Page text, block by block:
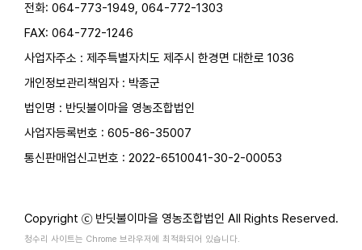
전화: 064-773-1949, 064-772-1303
FAX: 064-772-1246
사업자주소 : 제주특별자치도 제주시 한경면 대한로 1036
개인정보관리책임자 : 박종군
법인명 : 반딧불이마을 영농조합법인
사업자등록번호 : 605-86-35007
통신판매업신고번호 : 2022-6510041-30-2-00053
Copyright ⓒ 반딧불이마을 영농조합법인 All Rights Reserved.
청수리 사이트는 Chrome 브라우저에 최적화되어 있습니다.